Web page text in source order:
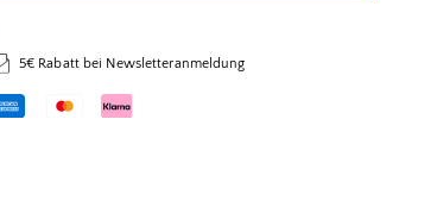
5€ Rabatt bei Newsletteranmeldung